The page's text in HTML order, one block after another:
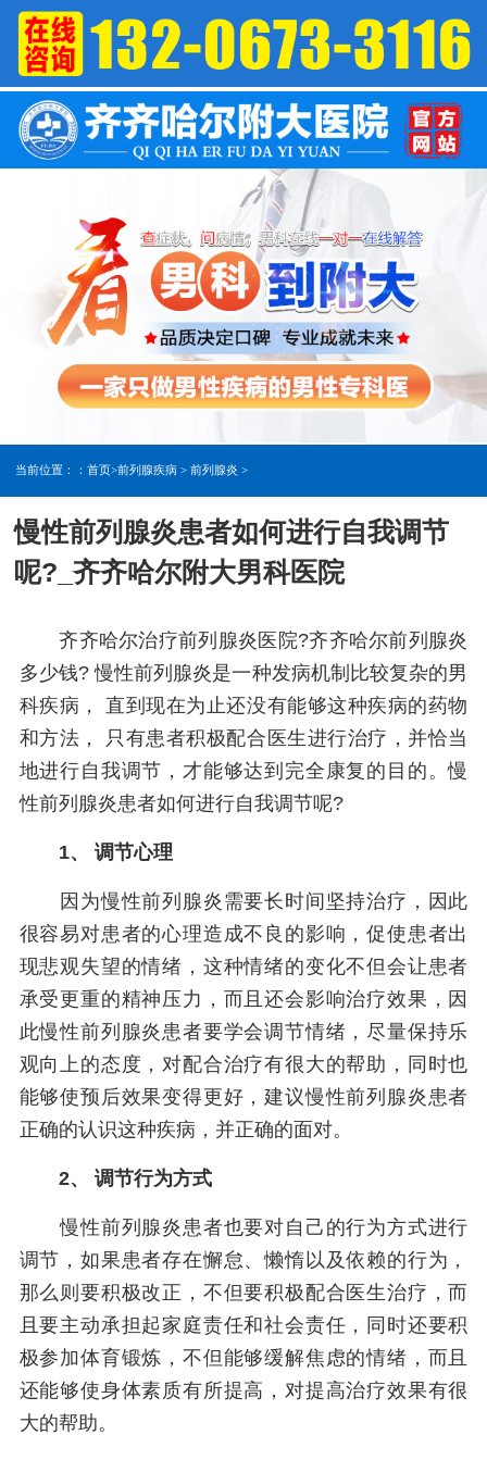
当前位置：： 首页>前列腺疾病 > 前列腺炎 >
慢性前列腺炎患者如何进行自我调节
呢?_齐齐哈尔附大男科医院
齐齐哈尔治疗前列腺炎医院?齐齐哈尔前列腺炎
多少钱? 慢性前列腺炎是一种发病机制比较复杂的男
科疾病， 直到现在为止还没有能够这种疾病的药物
和方法， 只有患者积极配合医生进行治疗，并恰当
地进行自我调节，才能够达到完全康复的目的。慢
性前列腺炎患者如何进行自我调节呢?
1、 调节心理
因为慢性前列腺炎需要长时间坚持治疗，因此
很容易对患者的心理造成不良的影响，促使患者出
现悲观失望的情绪，这种情绪的变化不但会让患者
承受更重的精神压力，而且还会影响治疗效果，因
此慢性前列腺炎患者要学会调节情绪，尽量保持乐
观向上的态度，对配合治疗有很大的帮助，同时也
能够使预后效果变得更好，建议慢性前列腺炎患者
正确的认识这种疾病，并正确的面对。
2、 调节行为方式
慢性前列腺炎患者也要对自己的行为方式进行
调节，如果患者存在懈怠、懒惰以及依赖的行为，
那么则要积极改正，不但要积极配合医生治疗，而
且要主动承担起家庭责任和社会责任，同时还要积
极参加体育锻炼，不但能够缓解焦虑的情绪，而且
还能够使身体素质有所提高，对提高治疗效果有很
大的帮助。